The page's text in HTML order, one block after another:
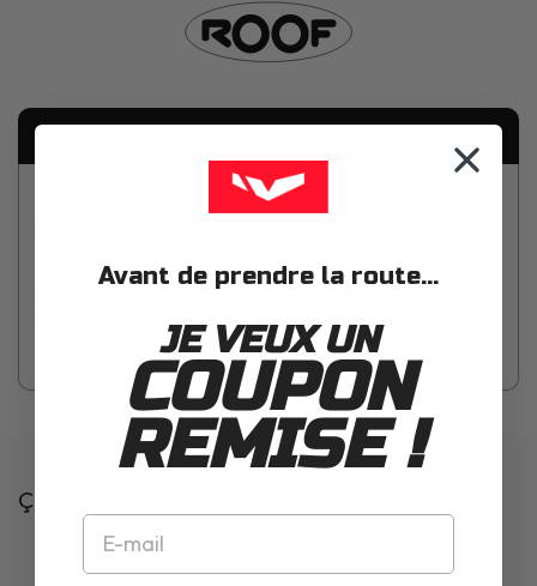
Pare-nuque pour vos casques modulables Roof Boxer V et
Ça pourrait t'intéresser
Avant de prendre la route...
JE VEUX UN
COUPON
REMISE !